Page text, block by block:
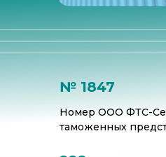
Номер ООО ФТС-
таможенных
№ 1847